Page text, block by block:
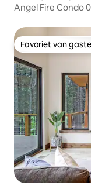
Angel Fire Condo
Favoriet van
Favoriet van